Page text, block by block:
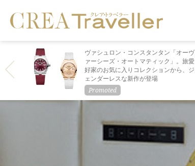
ヴァシュロン・コンスタンタン「オーヴ
ァーシーズ・オートマティック」。旅愛
好家のお気に入りコレクションから、ジ
ェンダーレスな新作が登場